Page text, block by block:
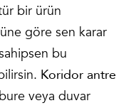
bir ürün
göre sen karar
bu
Koridor antre
veya duvar